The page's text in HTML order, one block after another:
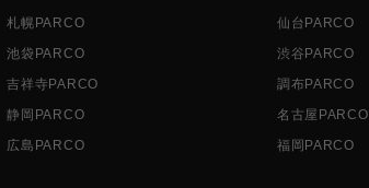
札幌PARCO 仙台PARCO
池袋PARCO
渋谷PARCO
吉祥寺PARCO
調布PARCO
静岡PARCO
名古屋PARCO
広島PARCO
福岡PARCO